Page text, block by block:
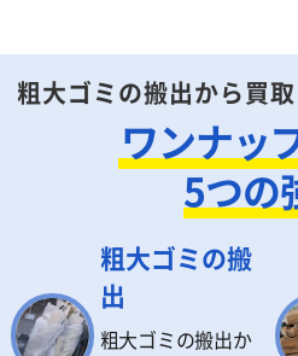
粗大ゴミの搬出から買
ワンナッ
5つの
粗大ゴミの搬
出
粗大ゴミの搬出か